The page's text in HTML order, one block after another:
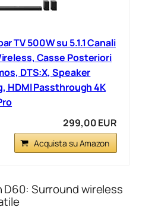
TV 500W su 5.1.1 Canali
Casse Posteriori
DTS:X, Speaker
HDMI Passthrough 4K
299,00 EUR
Acquista su Amazon
D60: Surround wireless